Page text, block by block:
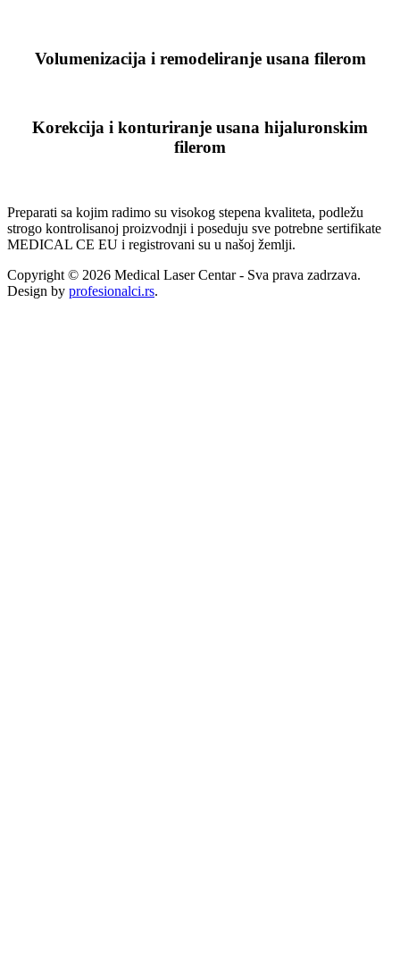
Volumenizacija i remodeliranje usana filerom
Korekcija i konturiranje usana hijaluronskim
filerom
Preparati sa kojim radimo su visokog stepena kvaliteta, podležu
strogo kontrolisanoj proizvodnji i poseduju sve potrebne sertifikate
MEDICAL CE EU i registrovani su u našoj žemlji.
Copyright © 2026 Medical Laser Centar - Sva prava zadrzava.
Design by profesionalci.rs.